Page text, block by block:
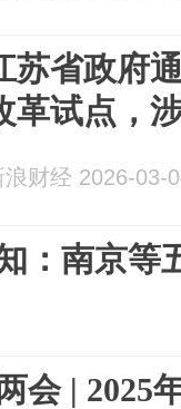
苏省政府
革试点，
浪财经 2026-03-
：南京等
会 | 2025